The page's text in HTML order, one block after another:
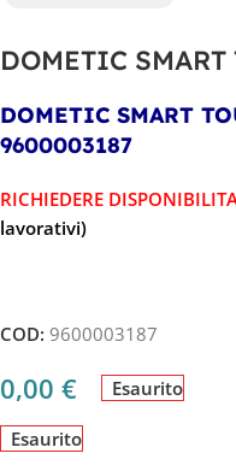
DOMETIC
DOMETIC SMART
9600003187
RICHIEDERE
lavorativi)
COD: 9600003187
0,00 € Esaurito
Esaurito